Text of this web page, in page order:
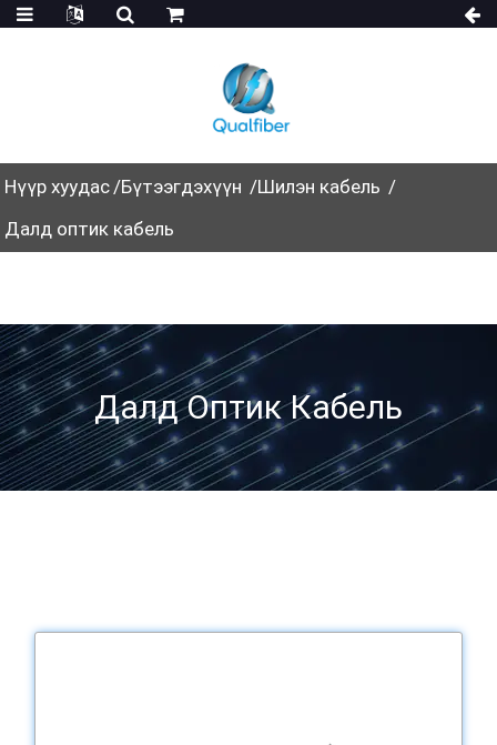
Нүүр хуудас Бүтээгдэхүүн
Шилэн кабель
Далд оптик кабель
Далд Оптик Кабель